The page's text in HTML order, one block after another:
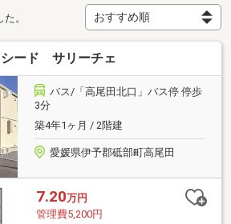
。
シード サリーチェ
バス/「高尾田北口」バス停 停歩
3分
築4年1ヶ月 / 2階建
愛媛県伊予郡砥部町高尾田
7.20万円
管理費5,200円